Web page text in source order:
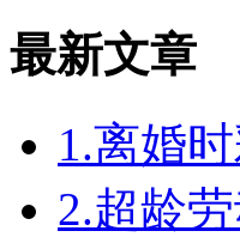
最新文章
1.离婚
2.超龄